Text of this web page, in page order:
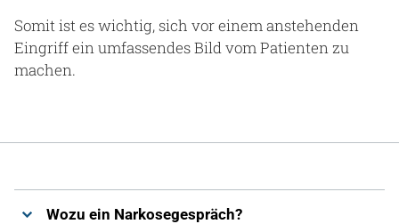
Somit ist es wichtig, sich vor einem anstehenden
Eingriff ein umfassendes Bild vom Patienten zu
machen.
Wozu ein Narkosegespräch?